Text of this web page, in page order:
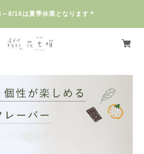
～8/16は夏季休業となります＊